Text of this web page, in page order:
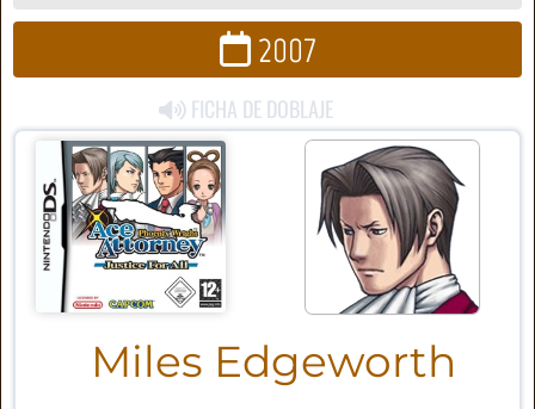
2007
FICHA DE DOBLAJE
Miles Edgeworth